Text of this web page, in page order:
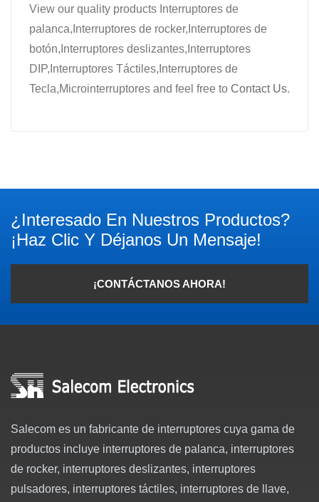
View our quality products Interruptores de
palanca,Interruptores de rocker,Interruptores de
botón,Interruptores deslizantes,Interruptores
DIP,Interruptores Táctiles,Interruptores de
Tecla,Microinterruptores and feel free to Contact Us.
¿Interesado En Nuestros Productos?
¡Haz Clic Y Déjanos Un Mensaje!
¡CONTÁCTANOS AHORA!
Salecom es un fabricante de interruptores cuya gama de
productos incluye interruptores de palanca, interruptores
de rocker, interruptores deslizantes, interruptores
pulsadores, interruptores táctiles, interruptores de llave,